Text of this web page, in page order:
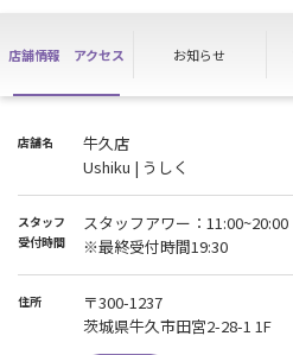
店舗情報 アクセス お知らせ
店舗名
牛久店
Ushiku | うしく
スタッフ
受付時間
スタッフアワー：11:00~20:00
※最終受付時間19:30
住所
〒300-1237
茨城県牛久市田宮2-28-1 1F